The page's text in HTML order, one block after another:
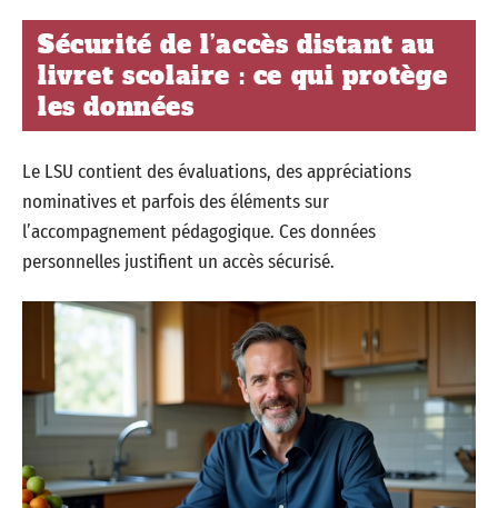
Sécurité de l’accès distant au
livret scolaire : ce qui protège
les données
Le LSU contient des évaluations, des appréciations
nominatives et parfois des éléments sur
l’accompagnement pédagogique. Ces données
personnelles justifient un accès sécurisé.